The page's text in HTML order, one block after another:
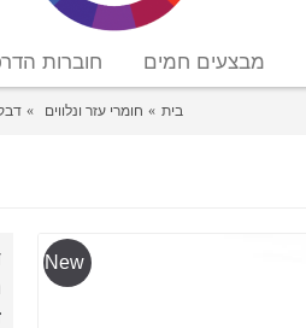
מבצעים חמים חוברות
בית חומרי עזר ונלווים
New